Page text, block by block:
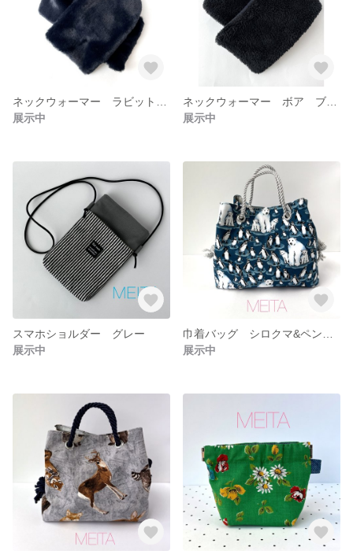
展示中
展示中
スマホショルダー グレー
展示中
展示中